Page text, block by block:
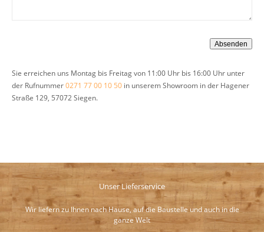
Sie erreichen uns Montag bis Freitag von 11:00 Uhr bis 16:00 Uhr unter
der Rufnummer0271 77 00 10 50 in unserem Showroom in der Hagener
Straße 129, 57072 Siegen.
Unser Lieferservice
Wir liefern zu Ihnen nach Hause, auf die Baustelle und auch in die
ganze Welt